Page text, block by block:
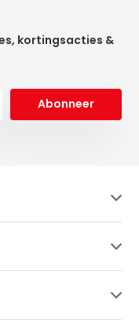
kortingsacties &
Abonneer